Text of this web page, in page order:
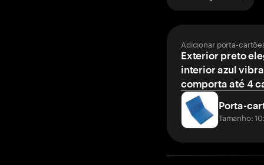
Adicionar porta-
Exterior preto
interior azul
comporta até 4
Porta-
Tamanho: